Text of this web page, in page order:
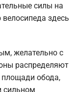
силы на
здесь
желательно с
распределяют
площади обода,
сильном